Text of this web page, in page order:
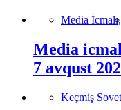
Media İcmalı,
Media
7 avqust
Keçmiş